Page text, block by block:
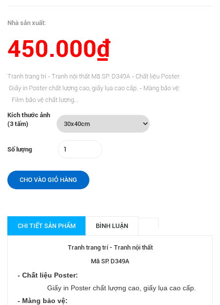
Nhà sản xuất:
450.000₫
Tranh trang trí - Tranh nội thất Mã SP: D349A - Chất liệu Poster:
Giấy in Poster chất lượng cao, giấy lụa cao cấp. - Màng bảo vệ:
Film bảo vệ chất lượng...
Kích thước ảnh
(3 tấm)
Số lượng
CHO VÀO GIỎ HÀNG
CHI TIẾT SẢN PHẨM BÌNH LUẬN
Tranh trang trí - Tranh nội thất
Mã SP: D349A
- Chất liệu Poster:
Giấy in Poster chất lượng cao, giấy lụa cao cấp.
- Màng bảo vệ: